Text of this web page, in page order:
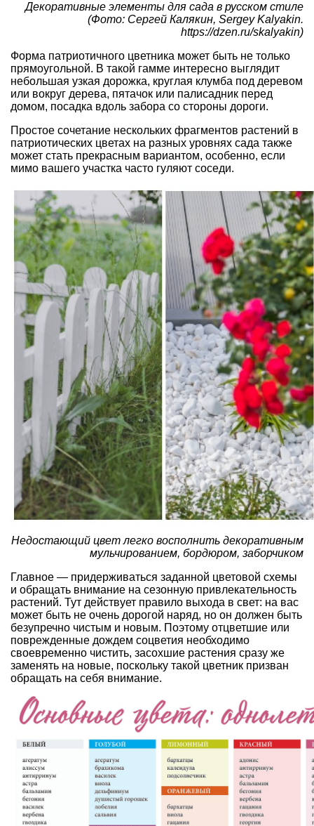
Декоративные элементы для сада в русском стиле
(Фото: Сергей Калякин, Sergey Kalyakin.
https://dzen.ru/skalyakin)
Форма патриотичного цветника может быть не только
прямоугольной. В такой гамме интересно выглядит
небольшая узкая дорожка, круглая клумба под деревом
или вокруг дерева, пятачок или палисадник перед
домом, посадка вдоль забора со стороны дороги.
Простое сочетание нескольких фрагментов растений в
патриотических цветах на разных уровнях сада также
может стать прекрасным вариантом, особенно, если
мимо вашего участка часто гуляют соседи.
Недостающий цвет легко восполнить декоративным
мульчированием, бордюром, заборчиком
Главное — придерживаться заданной цветовой схемы
и обращать внимание на сезонную привлекательность
растений. Тут действует правило выхода в свет: на вас
может быть не очень дорогой наряд, но он должен быть
безупречно чистым и новым. Поэтому отцветшие или
поврежденные дождем соцветия необходимо
своевременно чистить, засохшие растения сразу же
заменять на новые, поскольку такой цветник призван
обращать на себя внимание.